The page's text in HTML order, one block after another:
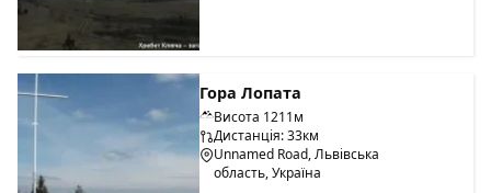
Гора Лопата
Висота 1211м
Дистанція: 33км
Unnamed Road, Львівська
область, Україна